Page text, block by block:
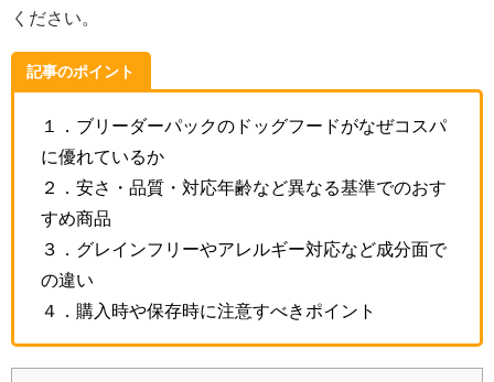
ください。
記事のポイント
１．ブリーダーパックのドッグフードがなぜコスパ
に優れているか
２．安さ・品質・対応年齢など異なる基準でのおす
すめ商品
３．グレインフリーやアレルギー対応など成分面で
の違い
４．購入時や保存時に注意すべきポイント